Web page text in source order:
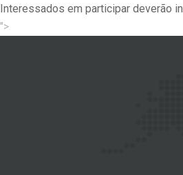
Interessados em participar deverão
">